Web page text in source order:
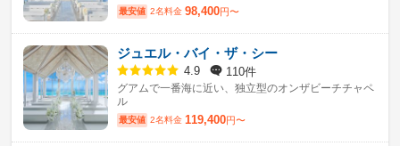
最安値 2名料金 98,400円〜
ジュエル・バイ・ザ・シー
4.9 110件
グアムで一番海に近い、独立型のオンザビーチチャペ
ル
最安値 2名料金 119,400円〜